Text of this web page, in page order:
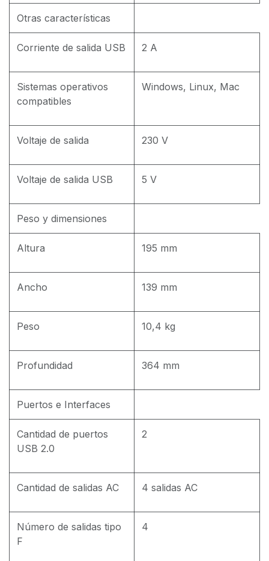
Otras características
Corriente de salida USB 2 A
Sistemas operativos
compatibles
Windows, Linux, Mac
Voltaje de salida 230 V
Voltaje de salida USB 5 V
Peso y dimensiones
Altura 195 mm
Ancho 139 mm
Peso 10,4 kg
Profundidad 364 mm
Puertos e Interfaces
Cantidad de puertos
USB 2.0
2
Cantidad de salidas AC 4 salidas AC
Número de salidas tipo
F
4